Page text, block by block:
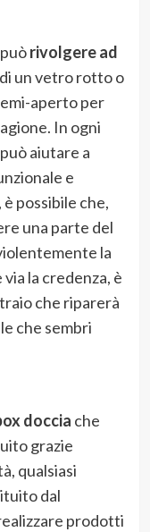
rivolgere ad
un vetro rotto o
aperto per
In ogni
può aiutare a
e
possibile che,
una parte del
la
la credenza, è
che riparerà
che sembri
doccia che
grazie
qualsiasi
dal
prodotti